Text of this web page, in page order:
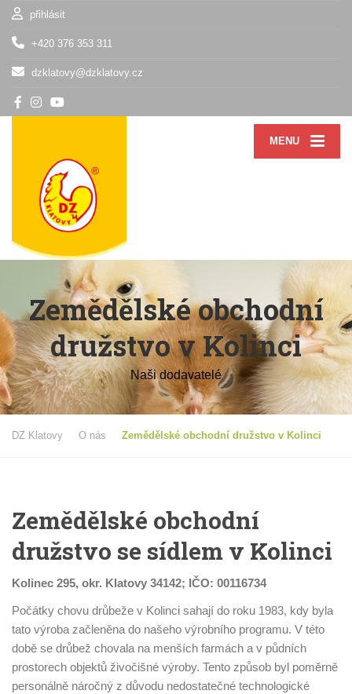
přihlásit
+420 376 353 311
dzklatovy@dzklatovy.cz
MENU
Zemědělské obchodní
družstvo v Kolinci
Naši dodavatelé
DZ Klatovy O nás Zemědělské obchodní družstvo v Kolinci
Zemědělské obchodní
družstvo se sídlem v Kolinci
Kolinec 295, okr. Klatovy 34142; IČO: 00116734
Počátky chovu drůbeže v Kolinci sahají do roku 1983, kdy byla
tato výroba začleněna do našeho výrobního programu. V této
době se drůbež chovala na menších farmách a v půdních
prostorech objektů živočišné výroby. Tento způsob byl poměrně
personálně náročný z důvodu nedostatečné technologické